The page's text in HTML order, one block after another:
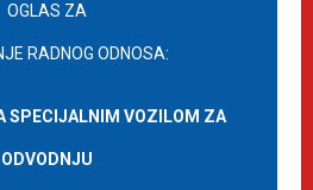
OGLAS ZA
RADNOG ODNOSA:
SPECIJALNIM VOZILOM ZA
ODVODNJU